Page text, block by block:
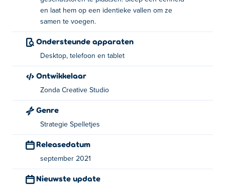
Klik of tik op een torentje hieronder om het te
selecteren. Klik nogmaals op een lege tegel om het
torentje te plaatsen. Sleep een eenheid en zet deze neer
op een identieke eenheid om ze samen te voegen.
Over de maker:
Studio. Ze hebben veel verslavende games op Poki:
en laat hem op een identieke vallen om ze
samen te voegen.
Ondersteunde apparaten
Desktop, telefoon en tablet
Ontwikkelaar
Zonda Creative Studio
Genre
Strategie Spelletjes
Releasedatum
september 2021
Nieuwste update